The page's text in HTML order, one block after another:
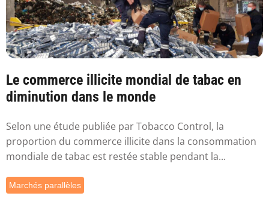
Le commerce illicite mondial de tabac en
diminution dans le monde
Selon une étude publiée par Tobacco Control, la
proportion du commerce illicite dans la consommation
mondiale de tabac est restée stable pendant la...
Marchés parallèles